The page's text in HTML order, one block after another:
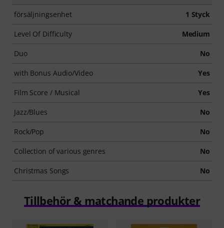
försäljningsenhet 1 Styck
Level Of Difficulty Medium
Duo No
with Bonus Audio/Video Yes
Film Score / Musical Yes
Jazz/Blues No
Rock/Pop No
Collection of various genres No
Christmas Songs No
Tillbehör & matchande produkter